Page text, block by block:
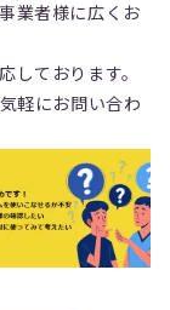
業者様に広くお
しております。
軽にお問い合わ